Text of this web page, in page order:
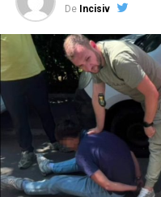
De Incisiv